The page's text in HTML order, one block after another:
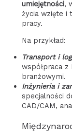
umiejętności,
życia wzięte i
pracy.
Na przykład:
Transport i
współpraca z
branżowymi.
Inżynieria i
specjalności
CAD/CAM,